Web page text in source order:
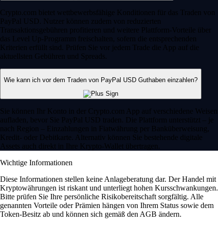
Crypto.com bietet wettbewerbsfähige Konditionen für das Traden von
PayPal USD. Nutzer können zudem von reduzierten
Transaktionsgebühren profitieren und weitere Plattform-Vorteile über
das Level Up-Programm freischalten, sofern die entsprechenden
Kriterien erfüllt sind. Prüfen Sie vor jedem Trade die App auf die
aktuellsten Gebühren und Spreads.
Wie kann ich vor dem Traden von PayPal USD Guthaben einzahlen?
Sie können Ihr Konto in der Crypto.com App auf verschiedene Weisen
aufladen, bevor Sie PayPal USD traden. Die Plattform unterstützt – je
nach Region – Einzahlungen in Fiatwährung per Banküberweisung,
Kredit- oder Debitkarte. Alternativ können Sie bestehende digitale
Assets auch direkt in Ihre Krypto-Wallet übertragen.
Wichtige Informationen
Diese Informationen stellen keine Anlageberatung dar. Der Handel mit
Kryptowährungen ist riskant und unterliegt hohen Kursschwankungen.
Bitte prüfen Sie Ihre persönliche Risikobereitschaft sorgfältig. Alle
genannten Vorteile oder Prämien hängen von Ihrem Status sowie dem
Token-Besitz ab und können sich gemäß den AGB ändern.